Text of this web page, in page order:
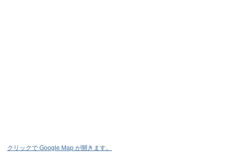
クリックで Google Map が開きます。